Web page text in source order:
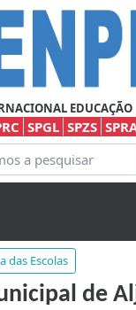
EDUCAÇÃO
SPGL SPZS
das Escolas
de